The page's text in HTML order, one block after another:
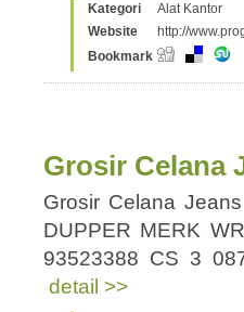
Kategori
Alat Kantor
Website
http://
Bookmark
Grosir Celana
Grosir Celana
DUPPER MERK
93523388 CS 3
detail >>